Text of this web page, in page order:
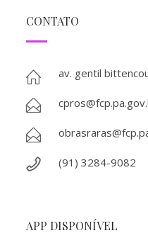
CONTATO
av. gentil
(91) 3284-9082
APP DISPONÍVEL